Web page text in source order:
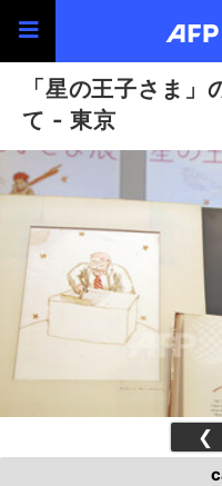
「星の王子さま
て - 東京
❮